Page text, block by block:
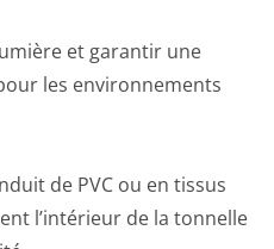
et garantir une
les environnements
de PVC ou en tissus
l’intérieur de la tonnelle